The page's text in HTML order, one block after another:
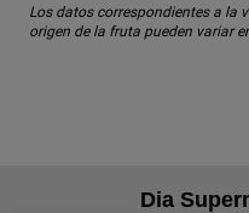
Los datos correspondientes a la
origen de la fruta pueden variar
Dia